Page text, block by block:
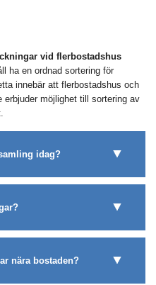
vid flerbostadshus
ha en ordnad sortering för
innebär att flerbostadshus och
erbjuder möjlighet till sortering av
idag?
nära bostaden?